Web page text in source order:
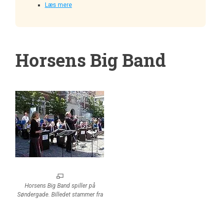
Læs mere
Horsens Big Band
Horsens Big Band spiller på
Søndergade. Billedet stammer fra